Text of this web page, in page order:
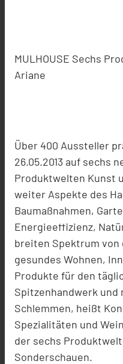
MULHOUSE Sechs
Ariane
Über 400 Aussteller
26.05.2013 auf sechs
Produktwelten Kunst
weiter Aspekte des
Baumaßnahmen,
Energieeffizienz,
breiten Spektrum von
gesundes Wohnen,
Produkte für den
Spitzenhandwerk
Schlemmen, heißt
Spezialitäten und
der sechs
Sonderschauen.